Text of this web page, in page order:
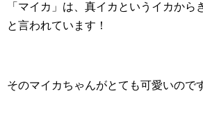
「マイカ」は、真イカというイカから
と言われています！
そのマイカちゃんがとても可愛いので